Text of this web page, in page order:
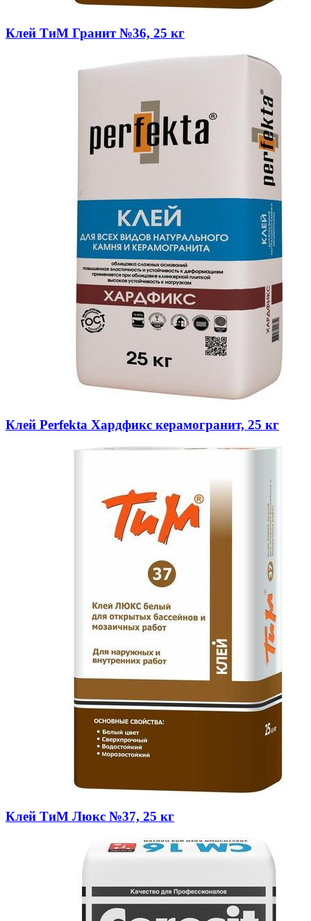
Клей ТиМ Гранит №36, 25 кг
Клей Perfekta Хардфикс керамогранит, 25 кг
Клей ТиМ Люкс №37, 25 кг